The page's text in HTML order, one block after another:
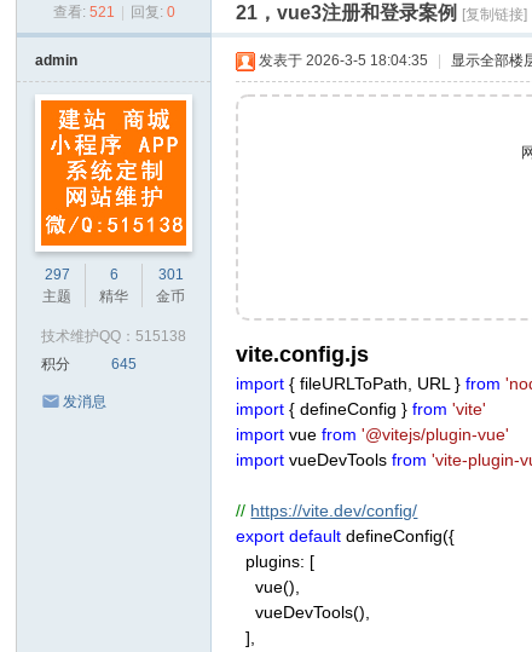
查看: 521 回复: 0 21，vue3注册和登录案例 [复制链接]
admin
297
主题
6
精华
301
金币
技术维护QQ：515138
积分
645
发消息
发表于 2026-3-5 18:04:35 显示全部楼
vite.config.js
import { fileURLToPath, URL }from
import { defineConfig }from 'vite'
import vuefrom '@vitejs/plugin-vue'
import vueDevToolsfrom 'vite-plugin-
// https://vite.dev/config/
export default defineConfig({
plugins: [
vue(),
vueDevTools(),
],